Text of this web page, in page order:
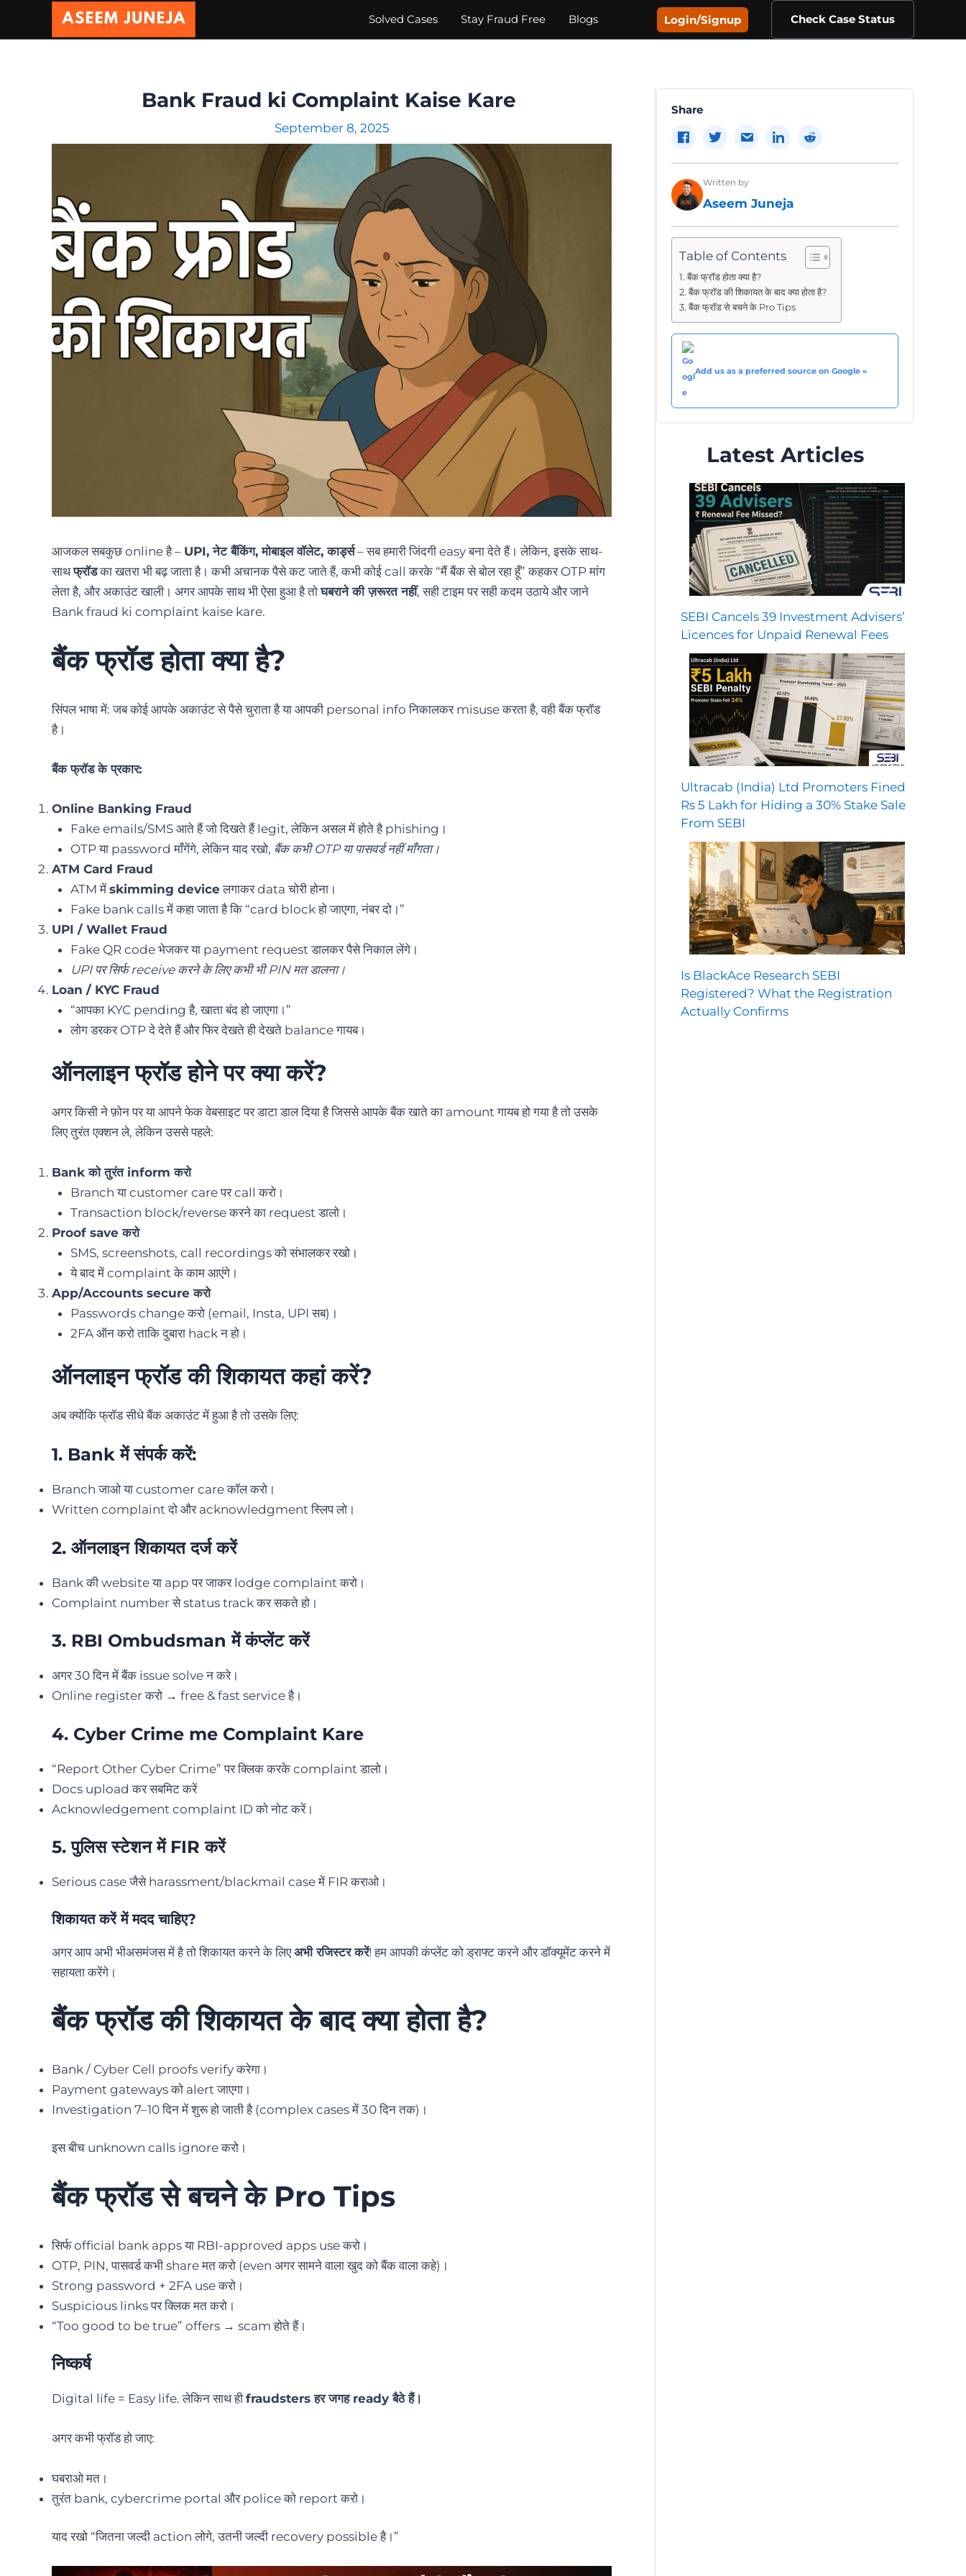
Solved Cases Stay Fraud Free Blogs Login/Signup Check Case Status
Bank Fraud ki Complaint Kaise Kare
September 8, 2025
आजकल सबकुछ online है – UPI, नेट बैंकिंग, मोबाइल वॉलेट, कार्ड्स– सब हमारी जिंदगी easy बना देते हैं। लेकिन, इसके साथ-
साथफ्रॉडका खतरा भी बढ़ जाता है। कभी अचानक पैसे कट जाते हैं, कभी कोई call करके “मैं बैंक से बोल रहा हूँ” कहकर OTP मांग
लेता है, और अकाउंट खाली। अगर आपके साथ भी ऐसा हुआ है तोघबराने की ज़रूरत नहीं, सही टाइम पर सही कदम उठाये और जाने
Bank fraud ki complaint kaise kare.
बैंक फ्रॉड होता क्या है?
सिंपल भाषा में: जब कोई आपके अकाउंट से पैसे चुराता है या आपकी personal info निकालकर misuse करता है, वही बैंक फ्रॉड
है।
बैंक फ्रॉड के प्रकार:
Online Banking Fraud
Fake emails/SMS आते हैं जो दिखते हैं legit, लेकिन असल में होते है phishing।
OTP या password माँगेंगे, लेकिन याद रखो, बैंक कभी OTP या पासवर्ड नहीं माँगता।
ATM Card Fraud
ATM में skimming deviceलगाकर data चोरी होना।
Fake bank calls में कहा जाता है कि “card block हो जाएगा, नंबर दो।”
UPI / Wallet Fraud
Fake QR code भेजकर या payment request डालकर पैसे निकाल लेंगे।
UPI पर सिर्फ receive करने के लिए कभी भी PIN मत डालना।
Loan / KYC Fraud
“आपका KYC pending है, खाता बंद हो जाएगा।”
लोग डरकर OTP दे देते हैं और फिर देखते ही देखते balance गायब।
ऑनलाइन फ्रॉड होने पर क्या करें?
अगर किसी ने फ़ोन पर या आपने फेक वेबसाइट पर डाटा डाल दिया है जिससे आपके बैंक खाते का amount गायब हो गया है तो उसके
लिए तुरंत एक्शन ले, लेकिन उससे पहले:
Bank को तुरंत inform करो
Branch या customer care पर call करो।
Transaction block/reverse करने का request डालो।
Proof save करो
SMS, screenshots, call recordings को संभालकर रखो।
ये बाद में complaint के काम आएंगे।
App/Accounts secure करो
Passwords change करो (email, Insta, UPI सब)।
2FA ऑन करो ताकि दुबारा hack न हो।
ऑनलाइन फ्रॉड की शिकायत कहां करें?
अब क्योंकि फ्रॉड सीधे बैंक अकाउंट में हुआ है तो उसके लिए:
1. Bank मेंसंपर्क करें:
Branch जाओ या customer care कॉल करो।
Written complaint दो और acknowledgment स्लिप लो।
2. ऑनलाइन शिकायत दर्ज करें
Bank की website या app पर जाकर lodge complaint करो।
Complaint number से status track कर सकते हो।
3. RBI Ombudsmanमें कंप्लेंट करें
अगर 30 दिन में बैंक issue solve न करे।
Online register करो → free & fast service है।
4. Cyber Crime me Complaint Kare
“Report Other Cyber Crime” पर क्लिक करके complaint डालो।
Docs upload कर सबमिट करें
Acknowledgement complaint ID को नोट करें।
5.पुलिस स्टेशन में FIR करें
Serious case जैसे harassment/blackmail case में FIR कराओ।
शिकायत करें में मदद चाहिए?
अगर आप अभी भीअसमंजस में है तो शिकायत करने के लिएअभी रजिस्टर करें! हम आपकी कंप्लेंट को ड्राफ्ट करने और डॉक्यूमेंट करने में
सहायता करेंगे।
बैंक फ्रॉड की शिकायत के बाद क्या होता है?
Bank / Cyber Cell proofs verify करेगा।
Payment gateways को alert जाएगा।
Investigation 7–10 दिन में शुरू हो जाती है (complex cases में 30 दिन तक)।
इस बीच unknown calls ignore करो।
बैंक फ्रॉड से बचने के Pro Tips
सिर्फ official bank apps या RBI-approved apps use करो।
OTP, PIN, पासवर्ड कभी share मत करो (even अगर सामने वाला खुद को बैंक वाला कहे)।
Strong password + 2FA use करो।
Suspicious links पर क्लिक मत करो।
“Too good to be true” offers → scam होते हैं।
निष्कर्ष
Digital life = Easy life. लेकिन साथ ही fraudsters हर जगह ready बैठे हैं।
अगर कभी फ्रॉड हो जाए:
घबराओ मत।
तुरंत bank, cybercrime portal और police को report करो।
याद रखो “जितना जल्दी action लोगे, उतनी जल्दी recovery possible है।”
Share
Written by
Aseem Juneja
Table of Contents
बैंक फ्रॉड होता क्या है?
बैंक फ्रॉड की शिकायत के बाद क्या होता है?
बैंक फ्रॉड से बचने के Pro Tips
Add us as a preferred source on Google »
Latest Articles
SEBI Cancels 39 Investment Advisers’
Licences for Unpaid Renewal Fees
Ultracab (India) Ltd Promoters Fined
Rs 5 Lakh for Hiding a 30% Stake Sale
From SEBI
Is BlackAce Research SEBI
Registered? What the Registration
Actually Confirms